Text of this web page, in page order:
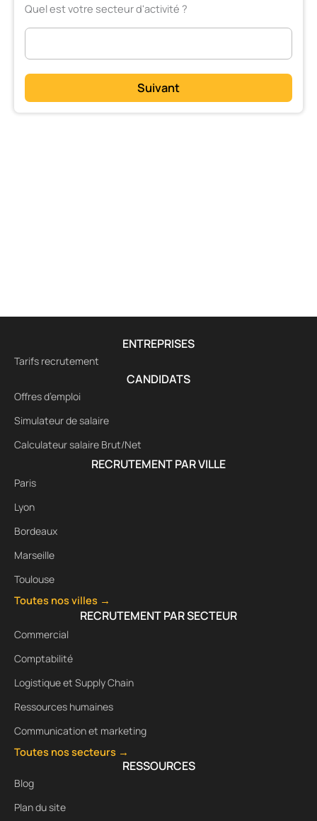
Quel est votre secteur d'activité ?
Suivant
ENTREPRISES
Tarifs recrutement
CANDIDATS
Offres d’emploi
Simulateur de salaire
Calculateur salaire Brut/Net
RECRUTEMENT PAR VILLE
Paris
Lyon
Bordeaux
Marseille
Toulouse
Toutes nos villes →
RECRUTEMENT PAR SECTEUR
Commercial
Comptabilité
Logistique et Supply Chain
Ressources humaines
Communication et marketing
Toutes nos secteurs →
RESSOURCES
Blog
Plan du site